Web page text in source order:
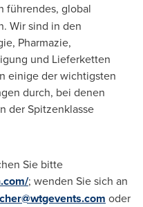
führendes, global
Wir sind in den
Pharmazie,
und Lieferketten
einige der wichtigsten
durch, bei denen
der Spitzenklasse
Sie bitte
; wenden Sie sich an
oder